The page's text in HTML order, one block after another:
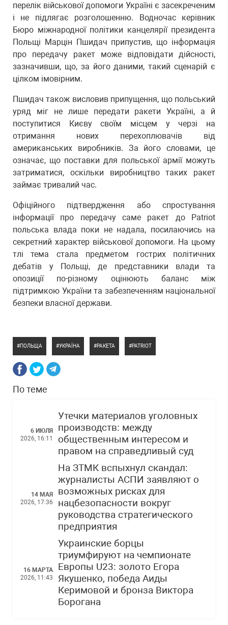
перелік військової допомоги Україні є засекреченим
і не підлягає розголошенню. Водночас керівник
Бюро міжнародної політики канцелярії президента
Польщі Марцін Пшидач припустив, що інформація
про передачу ракет може відповідати дійсності,
зазначивши, що, за його даними, такий сценарій є
цілком імовірним.
Пшидач також висловив припущення, що польський
уряд міг не лише передати ракети Україні, а й
поступитися Києву своїм місцем у черзі на
отримання нових перехоплювачів від
американських виробників. За його словами, це
означає, що поставки для польської армії можуть
затриматися, оскільки виробництво таких ракет
займає тривалий час.
Офіційного підтвердження або спростування
інформації про передачу саме ракет до Patriot
польська влада поки не надала, посилаючись на
секретний характер військової допомоги. На цьому
тлі тема стала предметом гострих політичних
дебатів у Польщі, де представники влади та
опозиції по-різному оцінюють баланс між
підтримкою України та забезпеченням національної
безпеки власної держави.
ПОЛЬЩА УКРАЇНА РАКЕТА PATRIOT
По теме
6 ИЮЛЯ
2026, 16:11
Утечки материалов уголовных
производств: между
общественным интересом и
правом на справедливый суд
14 МАЯ
2026, 17:36
На ЗТМК вспыхнул скандал:
журналисты АСПИ заявляют о
возможных рисках для
нацбезопасности вокруг
руководства стратегического
предприятия
16 МАРТА
2026, 11:43
Украинские борцы
триумфируют на чемпионате
Европы U23: золото Егора
Якушенко, победа Аиды
Керимовой и бронза Виктора
Борогана